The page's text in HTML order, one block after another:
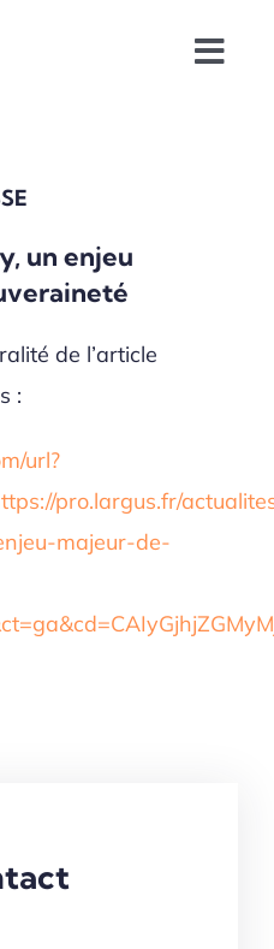
un enjeu
de l’article
:
url?
pro.largus.fr/
majeur-de-